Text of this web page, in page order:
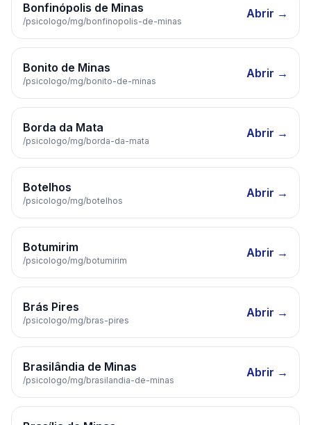
Bonfinópolis de Minas
/psicologo/mg/bonfinopolis-de-minas
Abrir →
Bonito de Minas
/psicologo/mg/bonito-de-minas
Abrir →
Borda da Mata
/psicologo/mg/borda-da-mata
Abrir →
Botelhos
/psicologo/mg/botelhos
Abrir →
Botumirim
/psicologo/mg/botumirim
Abrir →
Brás Pires
/psicologo/mg/bras-pires
Abrir →
Brasilândia de Minas
/psicologo/mg/brasilandia-de-minas
Abrir →